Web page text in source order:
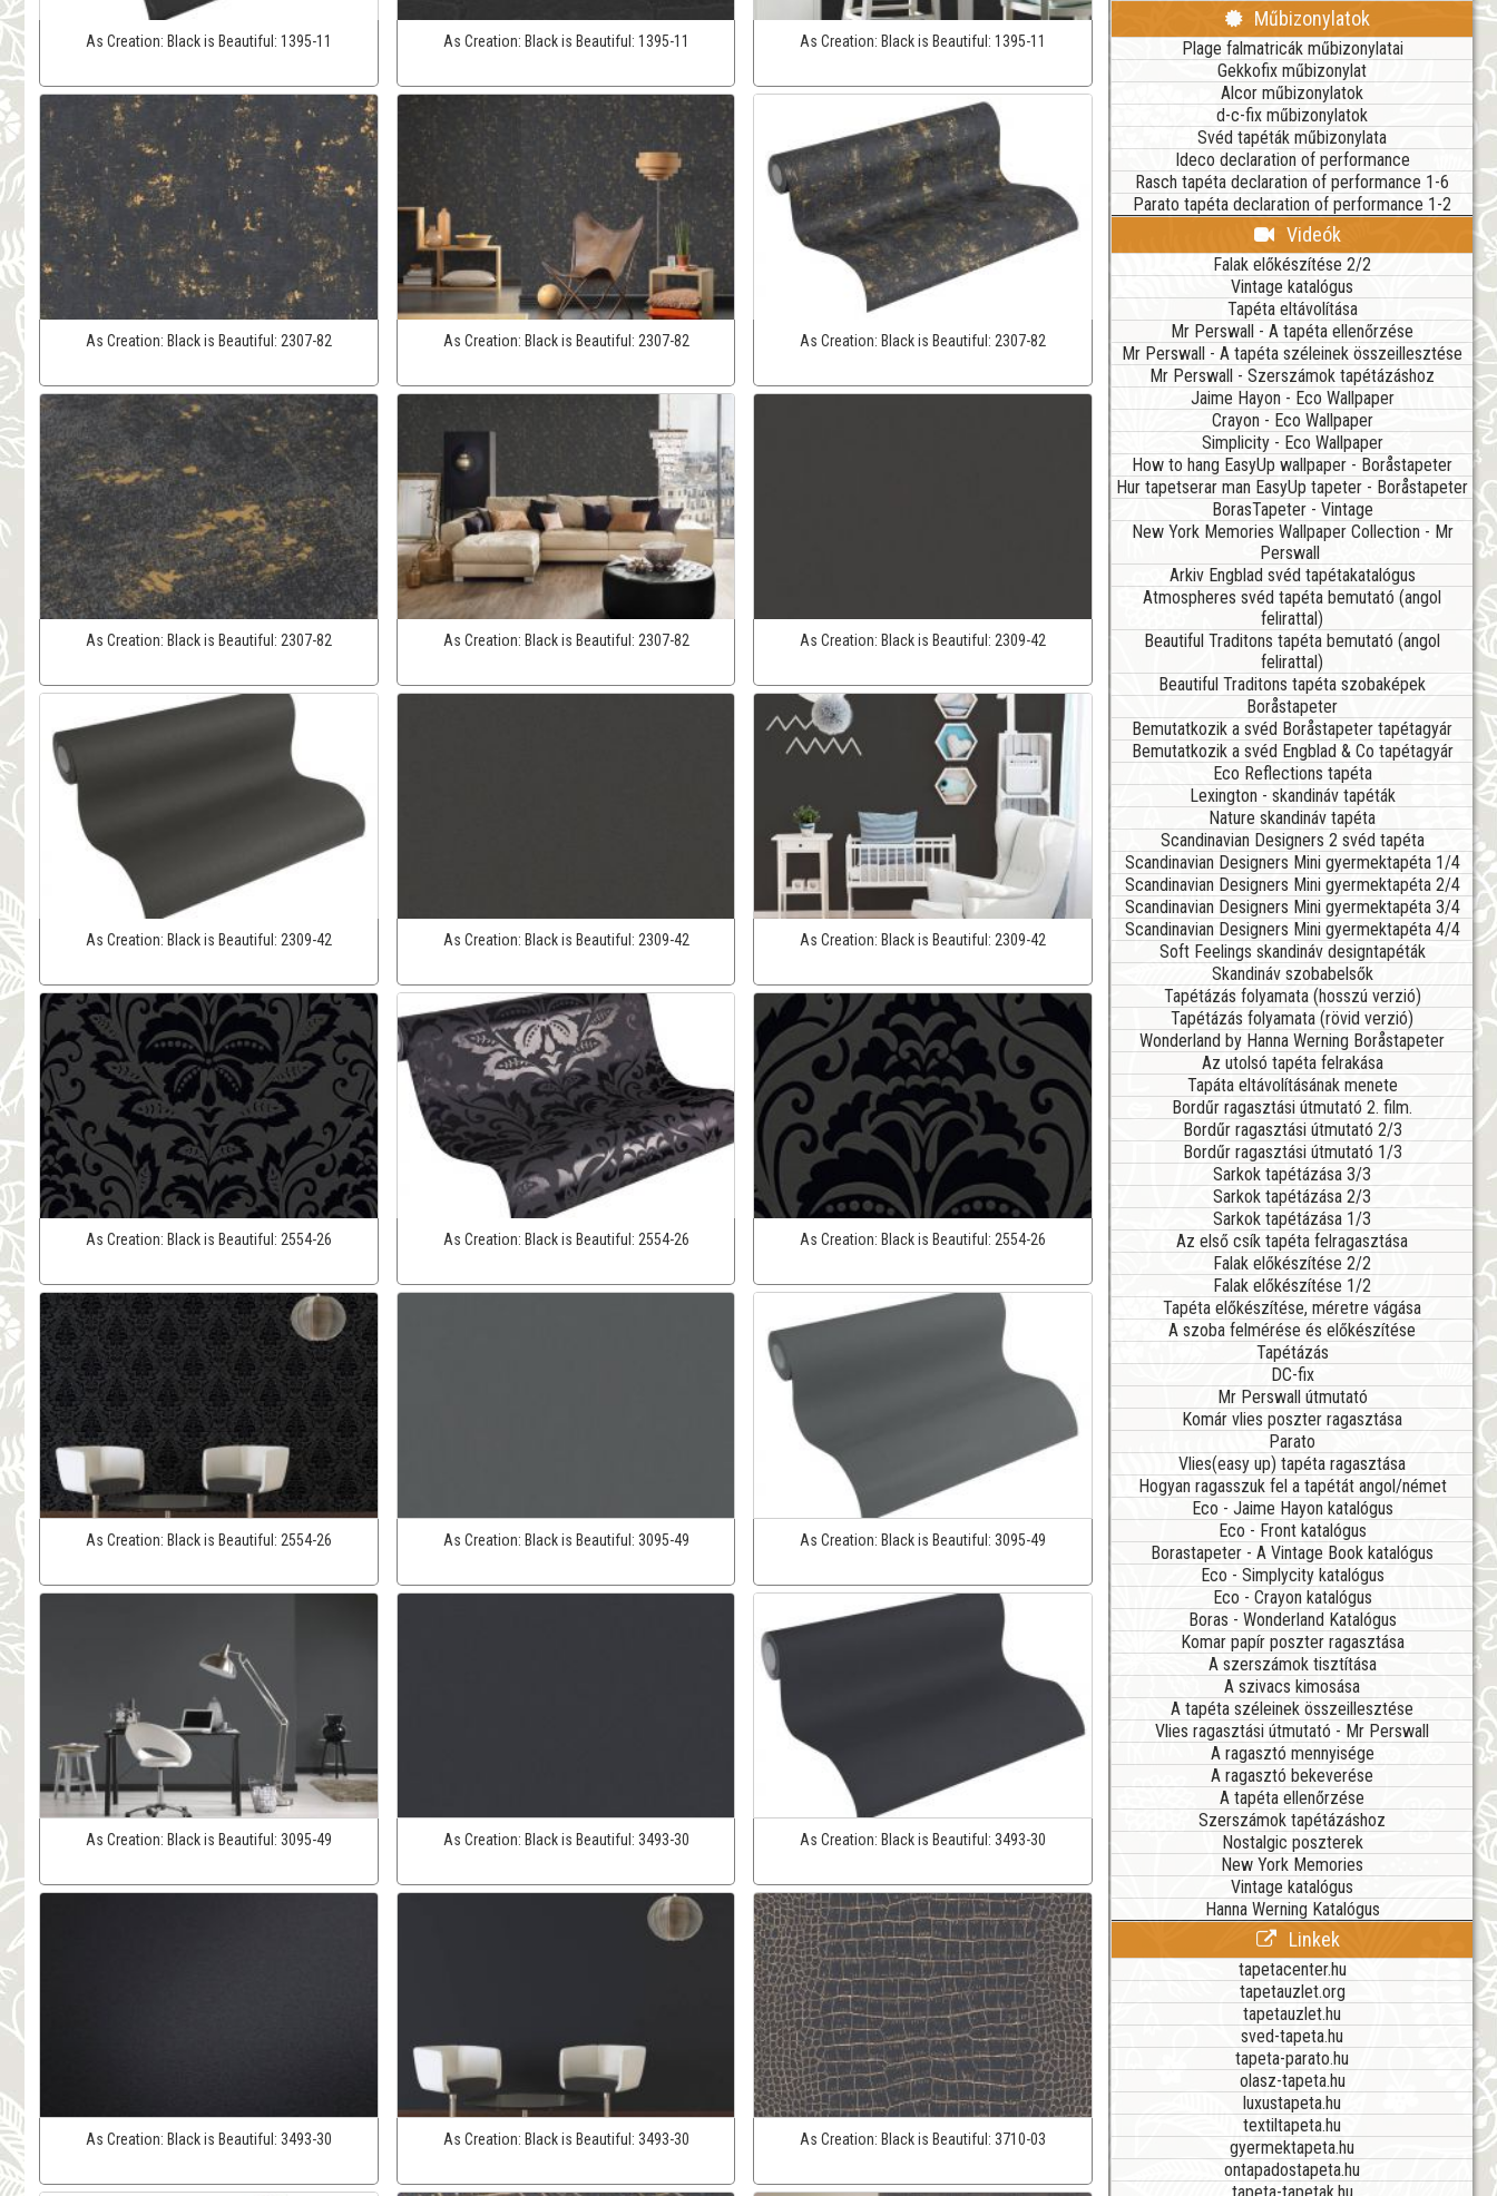
As Creation: Black is Beautiful: 1395-11 As Creation: Black is Beautiful: 1395-11 As Creation: Black is Beautiful:1395-11
As Creation: Black is Beautiful: 2307-82 As Creation: Black is Beautiful: 2307-82 As Creation: Black is Beautiful: 2307-82
As Creation: Black is Beautiful: 2307-82 As Creation: Black is Beautiful: 2307-82 As Creation: Black is Beautiful: 2309-42
As Creation: Black is Beautiful: 2309-42 As Creation: Black is Beautiful: 2309-42 As Creation: Black is Beautiful:2309-42
As Creation: Black is Beautiful: 2554-26 As Creation: Black is Beautiful: 2554-26 As Creation: Black is Beautiful:2554-26
As Creation: Black is Beautiful: 2554-26 As Creation: Black is Beautiful: 3095-49 As Creation:Black is Beautiful:3095-49
As Creation: Black is Beautiful: 3095-49 As Creation: Black is Beautiful: 3493-30 As Creation: Black is Beautiful:3493-30
As Creation: Black is Beautiful: 3493-30 As Creation: Black is Beautiful: 3493-30 As Creation: Black is Beautiful:3710-03
Műbizonylatok
Plage falmatricák műbizonylatai
Gekkofix műbizonylat
Alcor műbizonylatok
d-c-fix műbizonylatok
Svéd tapéták műbizonylata
Ideco declaration of performance
Rasch tapéta declaration of performance 1-6
Parato tapéta declaration of performance 1-2
Videók
Falak előkészítése 2/2
Vintage katalógus
Tapéta eltávolítása
Mr Perswall - A tapéta ellenőrzése
Mr Perswall - A tapéta széleinek összeillesztése
Mr Perswall - Szerszámok tapétázáshoz
Jaime Hayon - Eco Wallpaper
Crayon - Eco Wallpaper
Simplicity - Eco Wallpaper
How to hang EasyUp wallpaper - Boråstapeter
Hur tapetserar man EasyUp tapeter - Boråstapeter
BorasTapeter - Vintage
New York Memories Wallpaper Collection - Mr
Perswall
Arkiv Engblad svéd tapétakatalógus
Atmospheres svéd tapéta bemutató (angol
felirattal)
Beautiful Traditons tapéta bemutató (angol
felirattal)
Beautiful Traditons tapéta szobaképek
Boråstapeter
Bemutatkozik a svéd Boråstapeter tapétagyár
Bemutatkozik a svéd Engblad & Co tapétagyár
Eco Reflections tapéta
Lexington - skandináv tapéták
Nature skandináv tapéta
Scandinavian Designers 2 svéd tapéta
Scandinavian Designers Mini gyermektapéta 1/4
Scandinavian Designers Mini gyermektapéta 2/4
Scandinavian Designers Mini gyermektapéta 3/4
Scandinavian Designers Mini gyermektapéta 4/4
Soft Feelings skandináv designtapéták
Skandináv szobabelsők
Tapétázás folyamata (hosszú verzió)
Tapétázás folyamata (rövid verzió)
Wonderland by Hanna Werning Boråstapeter
Az utolsó tapéta felrakása
Tapáta eltávolításának menete
Bordűr ragasztási útmutató 2. film.
Bordűr ragasztási útmutató 2/3
Bordűr ragasztási útmutató 1/3
Sarkok tapétázása 3/3
Sarkok tapétázása 2/3
Sarkok tapétázása 1/3
Az első csík tapéta felragasztása
Falak előkészítése 2/2
Falak előkészítése 1/2
Tapéta előkészítése, méretre vágása
A szoba felmérése és előkészítése
Tapétázás
DC-fix
Mr Perswall útmutató
Komár vlies poszter ragasztása
Parato
Vlies(easy up) tapéta ragasztása
Hogyan ragasszuk fel a tapétát angol/német
Eco - Jaime Hayon katalógus
Eco - Front katalógus
Borastapeter - A Vintage Book katalógus
Eco - Simplycity katalógus
Eco - Crayon katalógus
Boras - Wonderland Katalógus
Komar papír poszter ragasztása
A szerszámok tisztítása
A szivacs kimosása
A tapéta széleinek összeillesztése
Vlies ragasztási útmutató - Mr Perswall
A ragasztó mennyisége
A ragasztó bekeverése
A tapéta ellenőrzése
Szerszámok tapétázáshoz
Nostalgic poszterek
New York Memories
Vintage katalógus
Hanna Werning Katalógus
Linkek
tapetacenter.hu
tapetauzlet.org
tapetauzlet.hu
sved-tapeta.hu
tapeta-parato.hu
olasz-tapeta.hu
luxustapeta.hu
textiltapeta.hu
gyermektapeta.hu
ontapadostapeta.hu
tapeta-tapetak.hu